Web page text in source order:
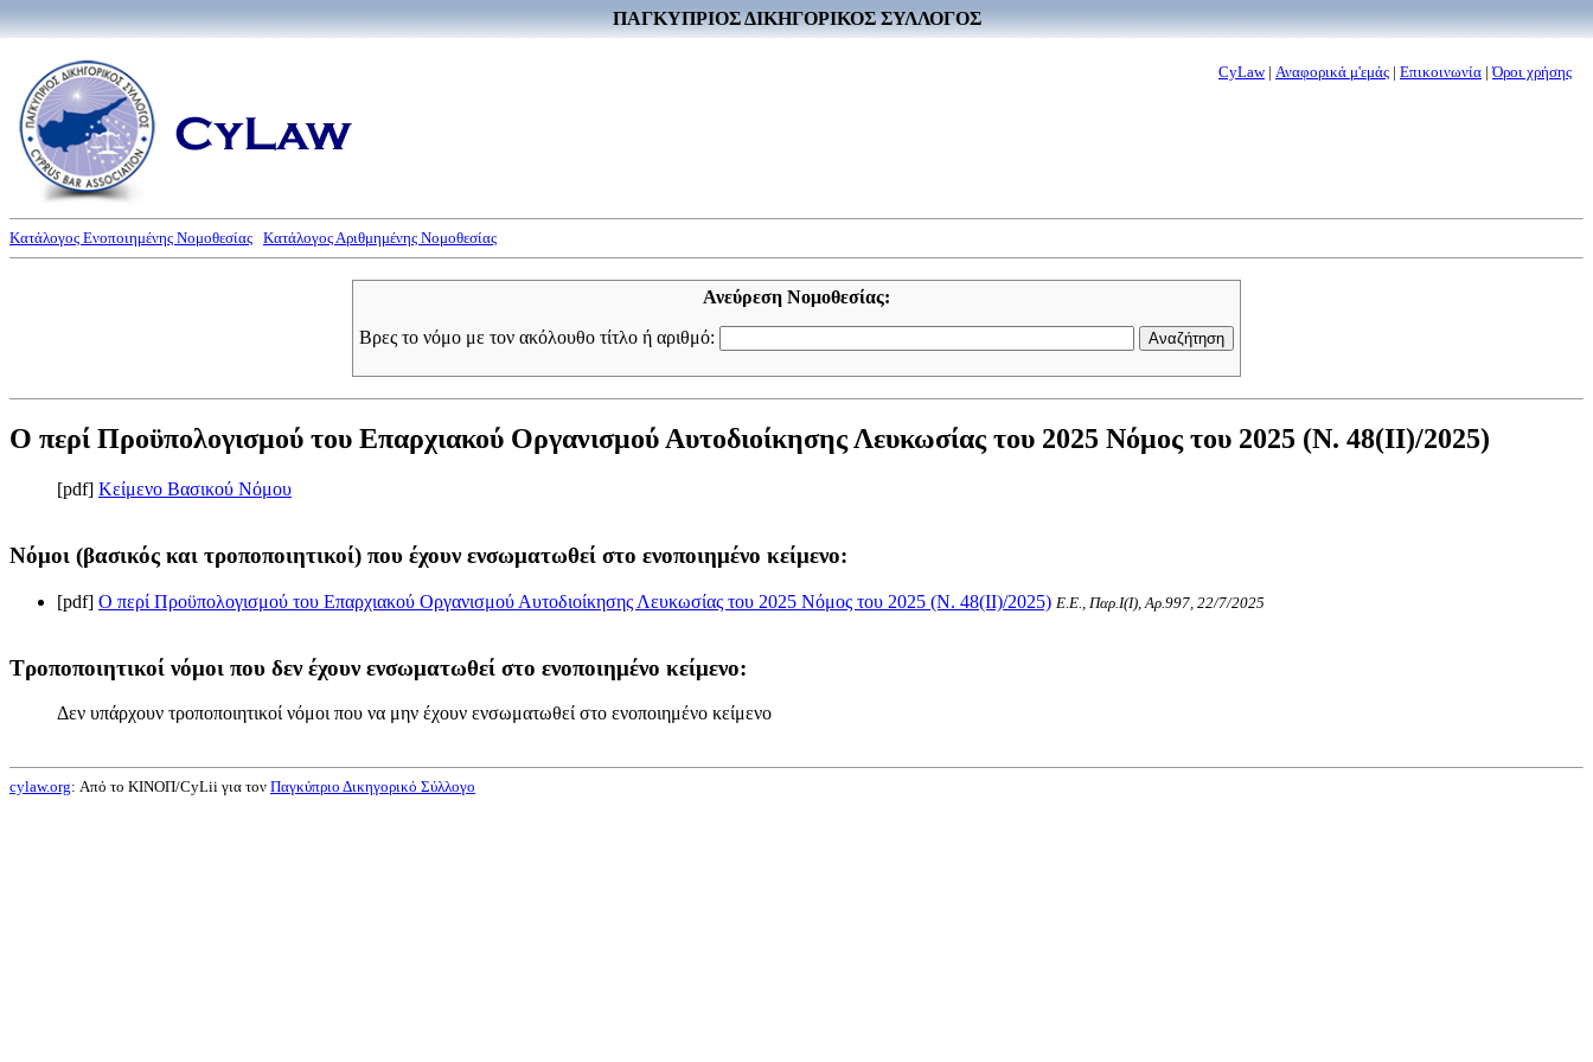
ΠΑΓΚΥΠΡΙΟΣ ΔΙΚΗΓΟΡΙΚΟΣ ΣΥΛΛΟΓΟΣ
CyLaw| Αναφορικά μ'εμάς | Επικοινωνία |Όροι χρήσης
Κατάλογος Ενοποιημένης Νομοθεσίας Κατάλογος Αριθμημένης Νομοθεσίας
Ανεύρεση Νομοθεσίας:
Βρες το νόμο με τον ακόλουθο τίτλο ή αριθμό:
Ο περί Προϋπολογισμού του Επαρχιακού Οργανισμού Αυτοδιοίκησης Λευκωσίας του 2025 Νόμος του 2025 (Ν. 48(II)/2025)
[pdf] Κείμενο Βασικού Νόμου
Νόμοι (βασικός και τροποποιητικοί) που έχουν ενσωματωθεί στο ενοποιημένο κείμενο:
[pdf] Ο περί Προϋπολογισμού του Επαρχιακού Οργανισμού Αυτοδιοίκησης Λευκωσίας του 2025 Νόμος του 2025 (Ν. 48(II)/2025) Ε.Ε., Παρ.Ι(I), Αρ.997, 22/7/2025
Τροποποιητικοί νόμοι που δεν έχουν ενσωματωθεί στο ενοποιημένο κείμενο:
Δεν υπάρχουν τροποποιητικοί νόμοι που να μην έχουν ενσωματωθεί στο ενοποιημένο κείμενο
cylaw.org: Από το ΚΙΝOΠ/CyLii για τον Παγκύπριο Δικηγορικό Σύλλογο